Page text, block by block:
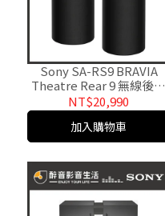
Sony SA-RS9 BRAVIA
Theatre Rear 9 無線後環
繞揚聲器 台灣公司貨
NT$20,990
加入購物車